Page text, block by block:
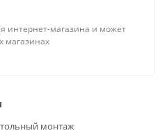
интернет-магазина и может
магазинах
монтаж